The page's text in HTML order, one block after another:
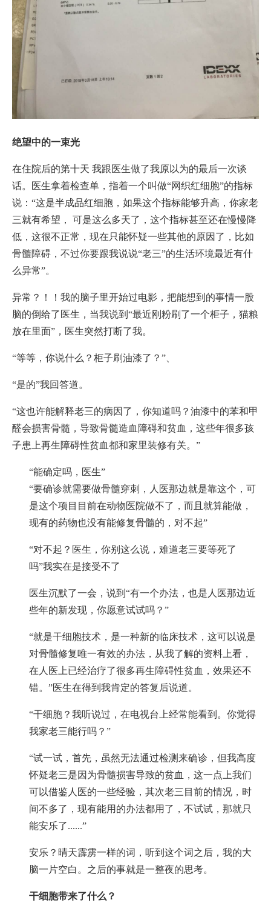
绝望中的一束光
在住院后的第十天 我跟医生做了我原以为的最后一次谈
话。医生拿着检查单，指着一个叫做“网织红细胞”的指标
说：“这是半成品红细胞，如果这个指标能够升高，你家老
三就有希望， 可是这么多天了，这个指标甚至还在慢慢降
低，这很不正常，现在只能怀疑一些其他的原因了，比如
骨髓障碍，不过你要跟我说说“老三”的生活环境最近有什
么异常”。
异常？！！我的脑子里开始过电影，把能想到的事情一股
脑的倒给了医生，当我说到“最近刚粉刷了一个柜子，猫粮
放在里面”，医生突然打断了我。
“等等，你说什么？柜子刷油漆了？”、
“是的”我回答道。
“这也许能解释老三的病因了，你知道吗？油漆中的苯和甲
醛会损害骨髓，导致骨髓造血障碍和贫血，这些年很多孩
子患上再生障碍性贫血都和家里装修有关。”
“能确定吗，医生”
“要确诊就需要做骨髓穿刺，人医那边就是靠这个，可
是这个项目目前在动物医院做不了，而且就算能做，
现有的药物也没有能修复骨髓的，对不起”
“对不起？医生，你别这么说，难道老三要等死了
吗”我实在是接受不了
医生沉默了一会，说到“有一个办法，也是人医那边近
些年的新发现，你愿意试试吗？”
“就是干细胞技术，是一种新的临床技术，这可以说是
对骨髓修复唯一有效的办法，从我了解的资料上看，
在人医上已经治疗了很多再生障碍性贫血，效果还不
错。”医生在得到我肯定的答复后说道。
“干细胞？我听说过，在电视台上经常能看到。你觉得
我家老三能行吗？”
“试一试，首先，虽然无法通过检测来确诊，但我高度
怀疑老三是因为骨髓损害导致的贫血，这一点上我们
可以借鉴人医的一些经验，其次老三目前的情况，时
间不多了，现有能用的办法都用了，不试试，那就只
能安乐了......”
安乐？晴天霹雳一样的词，听到这个词之后，我的大
脑一片空白。之后的事就是一整夜的思考。
干细胞带来了什么？